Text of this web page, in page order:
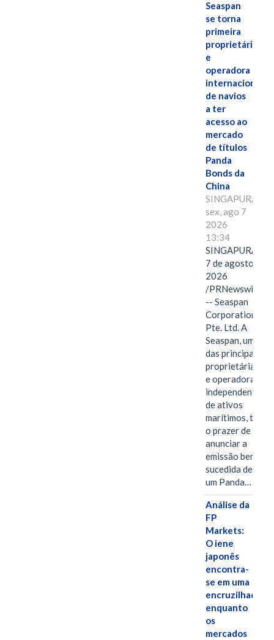
Seaspan
se torna
primeira
proprietária
e
operadora
internacional
de navios
a ter
acesso ao
mercado
de títulos
Panda
Bonds da
China
SINGAPURA,
sex, ago 7
2026
13:34
SINGAPURA,
7 de agosto de
2026
/PRNewswire/
-- Seaspan
Corporation
Pte. Ltd. A
Seaspan, uma
das principais
proprietárias
e operadoras
independentes
de ativos
marítimos, tem
o prazer de
anunciar a
emissão bem-
sucedida de
um Panda…
Análise da
FP
Markets:
O iene
japonês
encontra-
se em uma
encruzilhada
enquanto
os
mercados